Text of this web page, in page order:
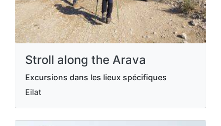
Stroll along the Arava
Excursions dans les lieux spécifiques
Eilat